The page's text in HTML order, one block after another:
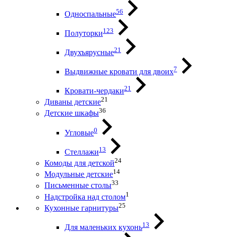
Односпальные56
Полуторки123
Двухъярусные21
Выдвижные кровати для двоих7
Кровати-чердаки21
Диваны детские21
Детские шкафы36
Угловые0
Стеллажи13
Комоды для детской24
Модульные детские14
Письменные столы33
Надстройка над столом1
Кухонные гарнитуры25
Для маленьких кухонь13